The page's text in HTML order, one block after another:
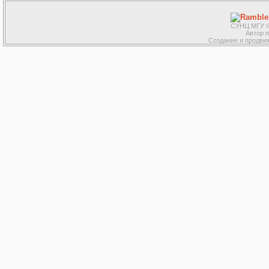
СУНЦ МГУ ©
Автор
Создание и